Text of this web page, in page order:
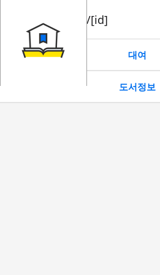
book/rent/[id]
대여
도서정보